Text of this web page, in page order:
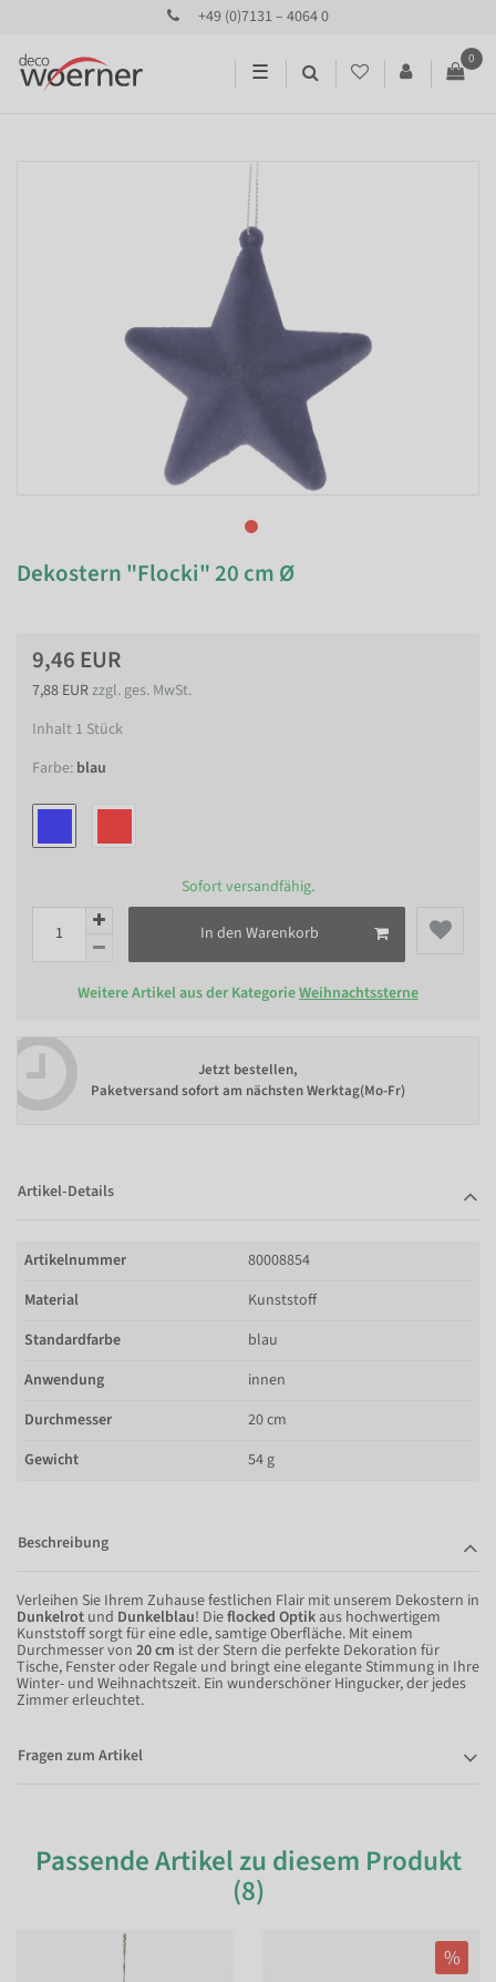
+49 (0)7131 – 4064 0
☰
0
Dekostern "Flocki" 20 cm Ø
9,46 EUR
7,88 EURzzgl. ges. MwSt.
Inhalt 1 Stück
Farbe: blau
Sofort versandfähig.
In den Warenkorb
Weitere Artikel aus der KategorieWeihnachtssterne
Jetzt bestellen,
Paketversand sofort am nächsten Werktag(Mo-Fr)
Artikel-Details
Artikelnummer
80008854
Material
Kunststoff
Standardfarbe
blau
Anwendung
innen
Durchmesser
20 cm
Gewicht
54 g
Beschreibung
Verleihen Sie Ihrem Zuhause festlichen Flair mit unserem Dekostern in
Dunkelrot und Dunkelblau! Dieflocked Optikaus hochwertigem
Kunststoff sorgt für eine edle, samtige Oberfläche. Mit einem
Durchmesser von 20 cm ist der Stern die perfekte Dekoration für
Tische, Fenster oder Regale und bringt eine elegante Stimmung in Ihre
Winter- und Weihnachtszeit. Ein wunderschöner Hingucker, der jedes
Zimmer erleuchtet.
Fragen zum Artikel
Passende Artikel zu diesem Produkt
(8)
%